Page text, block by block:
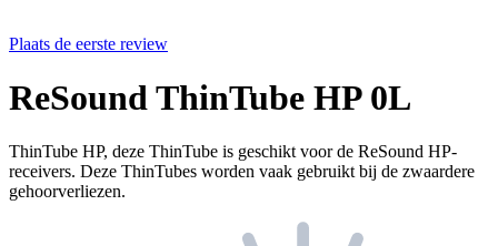
Plaats de eerste review
ReSound ThinTube HP 0L
ThinTube HP, deze ThinTube is geschikt voor de ReSound HP-
receivers. Deze ThinTubes worden vaak gebruikt bij de zwaardere
gehoorverliezen.